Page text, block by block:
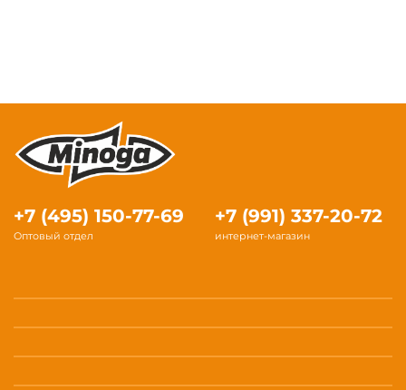
+7 (495) 150-77-69
Оптовый отдел
+7 (991) 337-20-72
интернет-магазин